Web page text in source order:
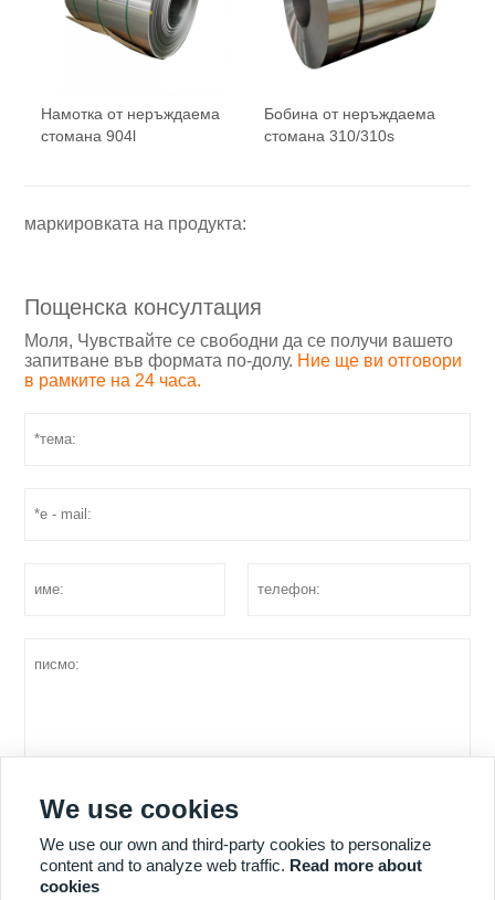
Намотка от неръждаема
стомана 904l
Бобина от неръждаема
стомана 310/310s
маркировката на продукта:
Пощенска консултация
Моля, Чувствайте се свободни да се получи вашето
запитване във формата по-долу. Ние ще ви отговори
в рамките на 24 часа.
We use cookies
We use our own and third-party cookies to personalize
content and to analyze web traffic. Read more about
cookies